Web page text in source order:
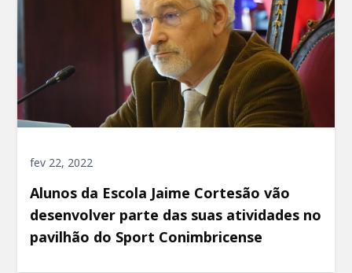
fev 22, 2022
Alunos da Escola Jaime Cortesão vão
desenvolver parte das suas atividades no
pavilhão do Sport Conimbricense